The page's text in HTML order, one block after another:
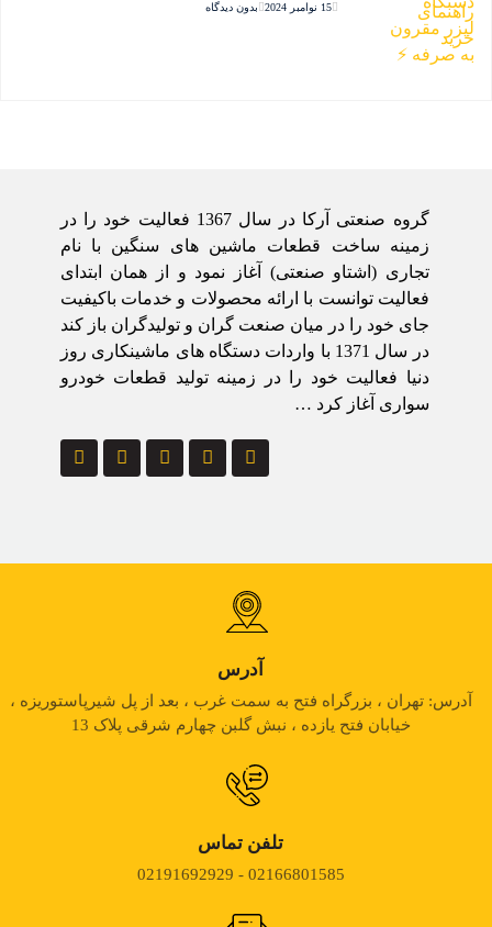
15 نوامبر 2024 بدون دیدگاه
گروه صنعتی آرکا در سال 1367 فعالیت خود را در
زمینه ساخت قطعات ماشین های سنگین با نام
تجاری (اشتاو صنعتی) آغاز نمود و از همان ابتدای
فعالیت توانست با ارائه محصولات و خدمات باکیفیت
جای خود را در میان صنعت گران و تولیدگران باز کند
در سال 1371 با واردات دستگاه های ماشینکاری روز
دنیا فعالیت خود را در زمینه تولید قطعات خودرو
سواری آغاز کرد …
آدرس
آدرس: تهران ، بزرگراه فتح به سمت غرب ، بعد از پل شیرپاستوریزه ،
خیابان فتح یازده ، نبش گلبن چهارم شرقی پلاک 13
تلفن تماس
02166801585 - 02191692929